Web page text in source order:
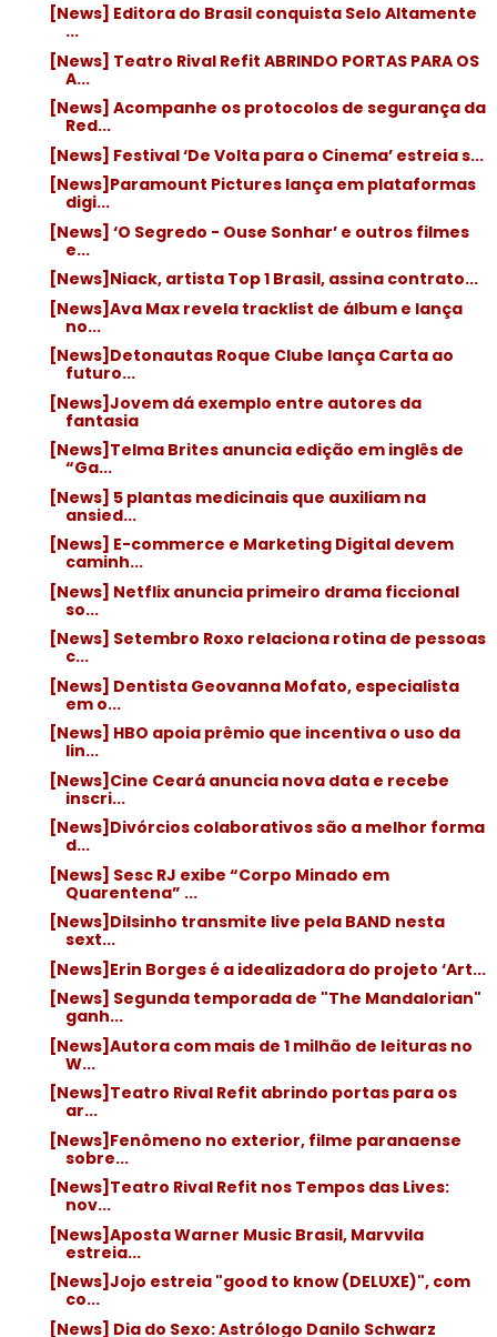
[News] Editora do Brasil conquista Selo Altamente
...
[News] Teatro Rival Refit ABRINDO PORTAS PARA OS
A...
[News] Acompanhe os protocolos de segurança da
Red...
[News] Festival ‘De Volta para o Cinema’ estreia s...
[News]Paramount Pictures lança em plataformas
digi...
[News] ‘O Segredo - Ouse Sonhar’ e outros filmes
e...
[News]Niack, artista Top 1 Brasil, assina contrato...
[News]Ava Max revela tracklist de álbum e lança
no...
[News]Detonautas Roque Clube lança Carta ao
futuro...
[News]Jovem dá exemplo entre autores da
fantasia
[News]Telma Brites anuncia edição em inglês de
“Ga...
[News] 5 plantas medicinais que auxiliam na
ansied...
[News] E-commerce e Marketing Digital devem
caminh...
[News] Netflix anuncia primeiro drama ficcional
so...
[News] Setembro Roxo relaciona rotina de pessoas
c...
[News] Dentista Geovanna Mofato, especialista
em o...
[News] HBO apoia prêmio que incentiva o uso da
lin...
[News]Cine Ceará anuncia nova data e recebe
inscri...
[News]Divórcios colaborativos são a melhor forma
d...
[News] Sesc RJ exibe “Corpo Minado em
Quarentena” ...
[News]Dilsinho transmite live pela BAND nesta
sext...
[News]Erin Borges é a idealizadora do projeto ‘Art...
[News] Segunda temporada de "The Mandalorian"
ganh...
[News]Autora com mais de 1 milhão de leituras no
W...
[News]Teatro Rival Refit abrindo portas para os
ar...
[News]Fenômeno no exterior, filme paranaense
sobre...
[News]Teatro Rival Refit nos Tempos das Lives:
nov...
[News]Aposta Warner Music Brasil, Marvvila
estreia...
[News]Jojo estreia "good to know (DELUXE)", com
co...
[News] Dia do Sexo: Astrólogo Danilo Schwarz